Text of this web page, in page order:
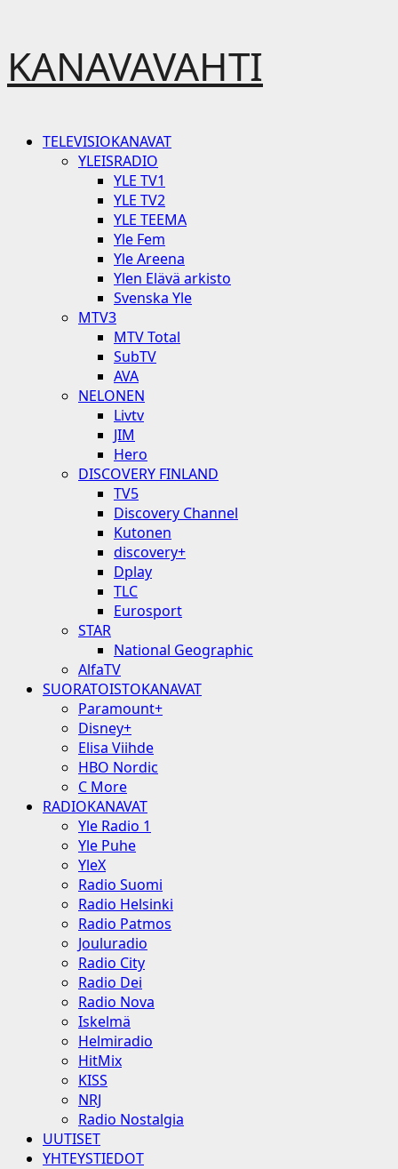
to
content
KANAVAVAHTI
PrimaryTELEVISIOKANAVAT
YLEISRADIO
YLE TV1
YLE TV2
YLE TEEMA
Yle Fem
Yle Areena
Ylen Elävä arkisto
Svenska Yle
MTV3
MTV Total
SubTV
AVA
NELONEN
Livtv
JIM
Hero
DISCOVERY FINLAND
TV5
Discovery Channel
Kutonen
discovery+
Dplay
TLC
Eurosport
STAR
National Geographic
AlfaTV
SUORATOISTOKANAVAT
Paramount+
Disney+
Elisa Viihde
HBO Nordic
C More
RADIOKANAVAT
Yle Radio 1
Yle Puhe
YleX
Radio Suomi
Radio Helsinki
Radio Patmos
Jouluradio
Radio City
Radio Dei
Radio Nova
Iskelmä
Helmiradio
HitMix
KISS
NRJ
Radio Nostalgia
UUTISET
YHTEYSTIEDOT